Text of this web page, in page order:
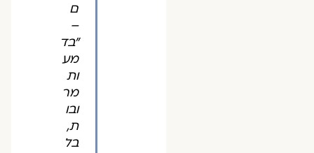
ם
–
"בד
מע
ות
מר
ובו
ת,
בל